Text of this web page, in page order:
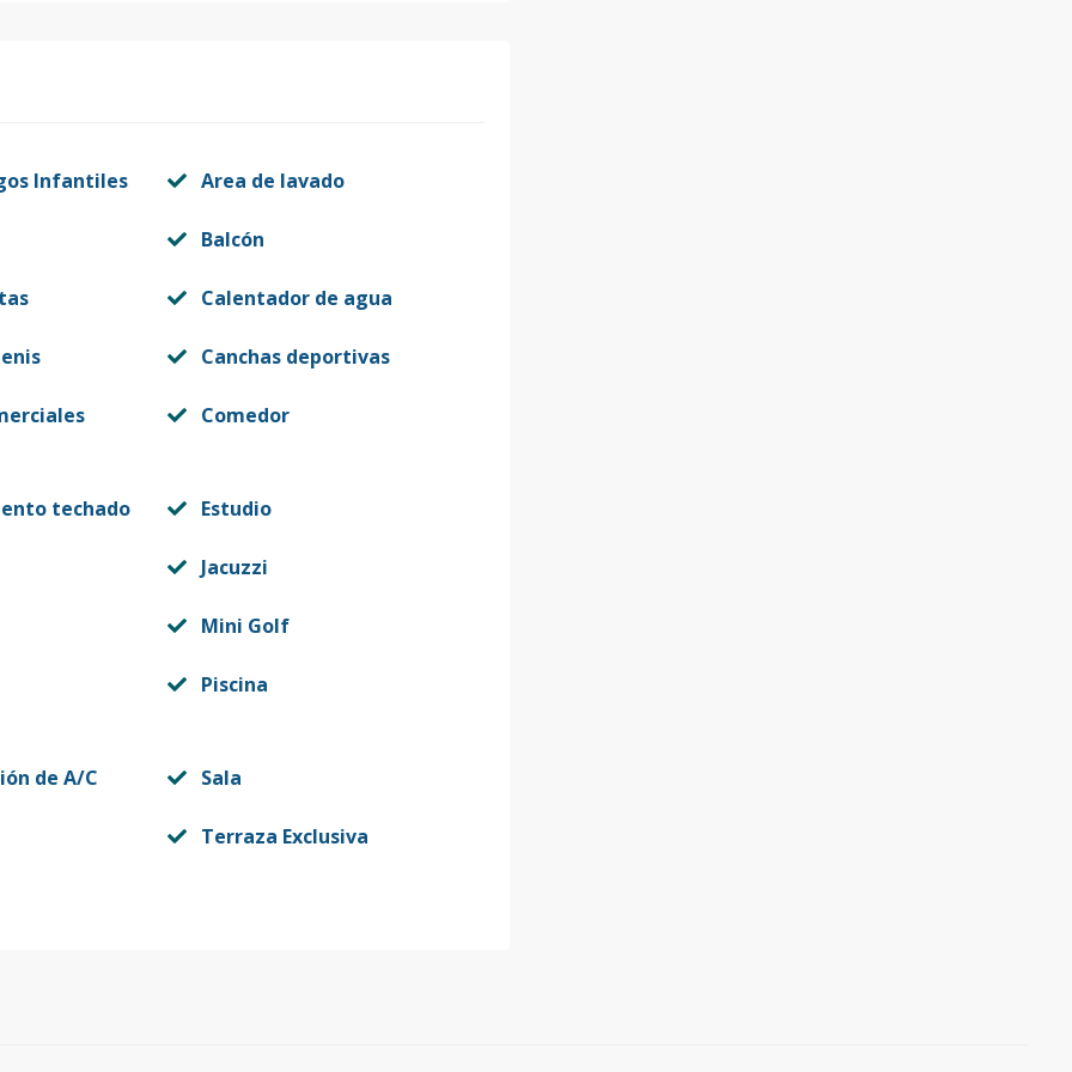
US$ 356,000
2 46
2 67 17
Infantiles Area de lavado
Balcón
Calentador de agua
Canchas deportivas
Comedor
techado Estudio
Jacuzzi
Mini Golf
Piscina
de A/C Sala
Terraza Exclusiva